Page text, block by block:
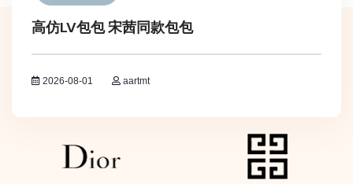
高仿LV包包 宋茜同款包包
2026-08-01 aartmt